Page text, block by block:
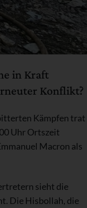
in Kraft
Konflikt?
Kämpfen trat
Uhr Ortszeit
Macron als
sieht die
Die Hisbollah, die